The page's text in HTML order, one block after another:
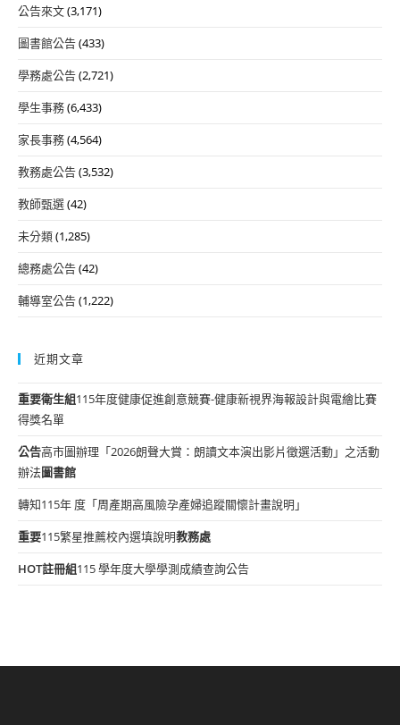
公告來文(3,171)
圖書館公告(433)
學務處公告(2,721)
學生事務(6,433)
家長事務(4,564)
教務處公告(3,532)
教師甄選(42)
未分類(1,285)
總務處公告(42)
輔導室公告(1,222)
近期文章
重要衛生組115年度健康促進創意競賽-健康新視界海報設計與電繪比賽
得獎名單
公告高市圖辦理「2026朗聲大賞：朗讀文本演出影片徵選活動」之活動
辦法圖書館
轉知115年 度「周產期高風險孕產婦追蹤關懷計畫說明」
重要115繁星推薦校內選填說明教務處
HOT註冊組115 學年度大學學測成績查詢公告